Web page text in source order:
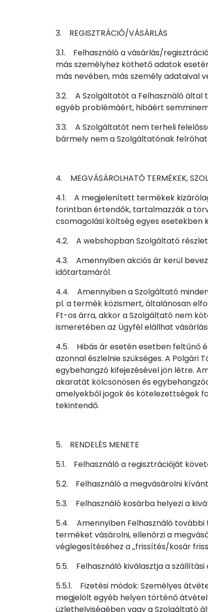
3. REGISZTRÁCIÓ/VÁSÁRLÁS
3.1. Felhasználó a vásárlás/
más személyhez köthető adatok
más nevében, más személy adataival
3.2. A Szolgáltatót a Felhasználó
egyéb problémáért, hibáért
3.3. A Szolgáltatót nem terheli
bármely nem a Szolgáltatónak
4. MEGVÁSÁROLHATÓ TERMÉKEK,
4.1. A megjelenített termékek
forintban értendők, tartalmazzák a
csomagolási költség egyes esetekben
4.2. A webshopban Szolgáltató
4.3. Amennyiben akciós ár kerül
időtartamáról.
4.4. Amennyiben a Szolgáltató
pl. a termék közismert, általánosan
Ft-os árra, akkor a Szolgáltató nem
ismeretében az Ügyfél elállhat
4.5. Hibás ár esetén esetben feltűnő
azonnal észlelnie szükséges. A Polgári
egybehangzó kifejezésével jön létre.
akaratát kölcsönösen és
amelyekből jogok és kötelezettségek
tekintendő.
5. RENDELÉS MENETE
5.1. Felhasználó a regisztrációját
5.2. Felhasználó a megvásárolni
5.3. Felhasználó kosárba helyezi a
5.4. Amennyiben Felhasználó
terméket vásárolni, ellenőrzi a
véglegesítéséhez a „frissítés/kosár
5.5. Felhasználó kiválasztja a
5.5.1. Fizetési módok: Személyes
megjelölt egyéb helyen történő
üzlethelyiségében vagy a Szolgáltató